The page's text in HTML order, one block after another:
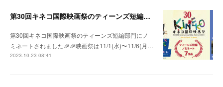
第30回キネコ国際映画祭のティーンズ短編部門にノミネートされました！
第30回キネコ国際映画祭のティーンズ短編部門にノ
ミネートされました🎉🎉映画祭は11/1(水)〜11/6(月…
2023.10.23 08:41